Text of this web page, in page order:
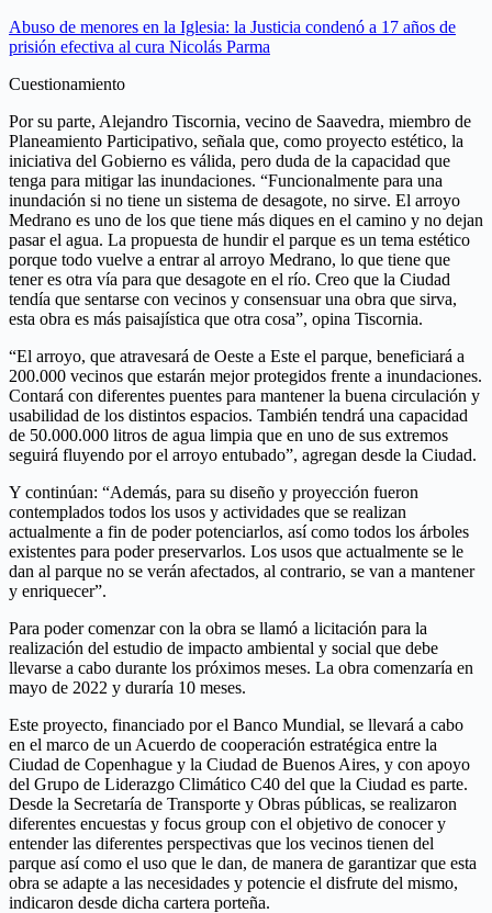
Abuso de menores en la Iglesia: la Justicia condenó a 17 años de
prisión efectiva al cura Nicolás Parma
Cuestionamiento
Por su parte, Alejandro Tiscornia, vecino de Saavedra, miembro de
Planeamiento Participativo, señala que, como proyecto estético, la
iniciativa del Gobierno es válida, pero duda de la capacidad que
tenga para mitigar las inundaciones. “Funcionalmente para una
inundación si no tiene un sistema de desagote, no sirve. El arroyo
Medrano es uno de los que tiene más diques en el camino y no dejan
pasar el agua. La propuesta de hundir el parque es un tema estético
porque todo vuelve a entrar al arroyo Medrano, lo que tiene que
tener es otra vía para que desagote en el río. Creo que la Ciudad
tendía que sentarse con vecinos y consensuar una obra que sirva,
esta obra es más paisajística que otra cosa”, opina Tiscornia.
“El arroyo, que atravesará de Oeste a Este el parque, beneficiará a
200.000 vecinos que estarán mejor protegidos frente a inundaciones.
Contará con diferentes puentes para mantener la buena circulación y
usabilidad de los distintos espacios. También tendrá una capacidad
de 50.000.000 litros de agua limpia que en uno de sus extremos
seguirá fluyendo por el arroyo entubado”, agregan desde la Ciudad.
Y continúan: “Además, para su diseño y proyección fueron
contemplados todos los usos y actividades que se realizan
actualmente a fin de poder potenciarlos, así como todos los árboles
existentes para poder preservarlos. Los usos que actualmente se le
dan al parque no se verán afectados, al contrario, se van a mantener
y enriquecer”.
Para poder comenzar con la obra se llamó a licitación para la
realización del estudio de impacto ambiental y social que debe
llevarse a cabo durante los próximos meses. La obra comenzaría en
mayo de 2022 y duraría 10 meses.
Este proyecto, financiado por el Banco Mundial, se llevará a cabo
en el marco de un Acuerdo de cooperación estratégica entre la
Ciudad de Copenhague y la Ciudad de Buenos Aires, y con apoyo
del Grupo de Liderazgo Climático C40 del que la Ciudad es parte.
Desde la Secretaría de Transporte y Obras públicas, se realizaron
diferentes encuestas y focus group con el objetivo de conocer y
entender las diferentes perspectivas que los vecinos tienen del
parque así como el uso que le dan, de manera de garantizar que esta
obra se adapte a las necesidades y potencie el disfrute del mismo,
indicaron desde dicha cartera porteña.